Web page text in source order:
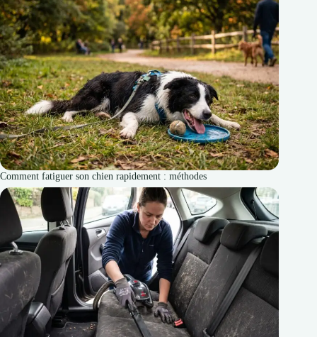
Comment fatiguer son chien rapidement : méthodes